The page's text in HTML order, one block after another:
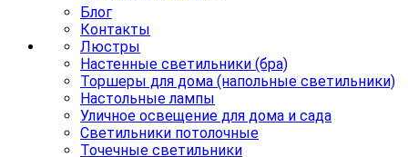
Блог
Контакты
Люстры
Настенные светильники (бра)
Торшеры для дома (напольные светильники)
Настольные лампы
Уличное освещение для дома и сада
Светильники потолочные
Точечные светильники